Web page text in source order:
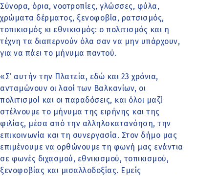
Σύνορα, όρια, νοοτροπίες, γλώσσες, φύλα,
χρώματα δέρματος, ξενοφοβία, ρατσισμός,
τοπικισμός κι εθνικισμός: ο πολιτισμός και η
τέχνη τα διαπερνούν όλα σαν να μην υπάρχουν,
για να πάει το μήνυμα παντού.
«Σ’ αυτήν την Πλατεία, εδώ και 23 χρόνια,
ανταμώνουν οι λαοί των Βαλκανίων, οι
πολιτισμοί και οι παραδόσεις, και όλοι μαζί
στέλνουμε το μήνυμα της ειρήνης και της
φιλίας, μέσα από την αλληλοκατανόηση, την
επικοινωνία και τη συνεργασία. Στον δήμο μας
επιμένουμε να ορθώνουμε τη φωνή μας ενάντια
σε φωνές διχασμού, εθνικισμού, τοπικισμού,
ξενοφοβίας και μισαλλοδοξίας. Εμείς